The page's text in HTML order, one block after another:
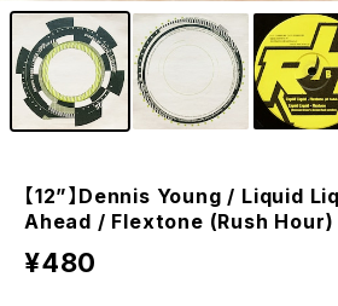
【12”】Dennis Young / Liquid
Ahead / Flextone (Rush Hour)
¥480